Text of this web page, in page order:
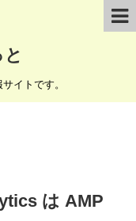
イトです。
は AMP